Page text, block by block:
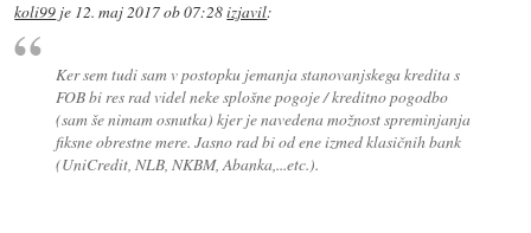
koli99 je 12. maj 2017 ob 07:28izjavil:
Ker sem tudi sam v postopku jemanja stanovanjskega kredita s
FOB bi res rad videl neke splošne pogoje / kreditno pogodbo
(sam še nimam osnutka) kjer je navedena možnost spreminjanja
fiksne obrestne mere. Jasno rad bi od ene izmed klasičnih bank
(UniCredit, NLB, NKBM, Abanka,...etc.).